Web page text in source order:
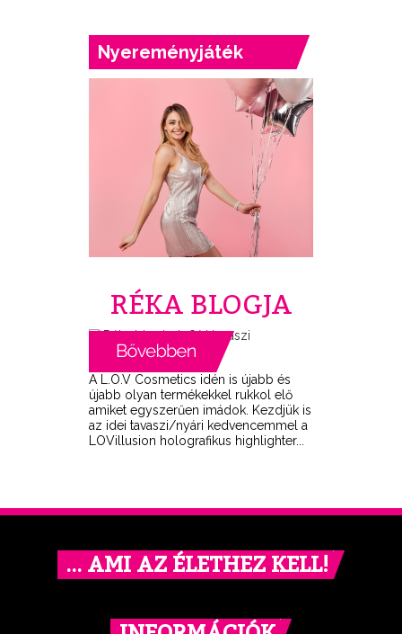
Nyereményjáték
RÉKA BLOGJA
A L.O.V Cosmetics idén is újabb és
újabb olyan termékekkel rukkol elő
amiket egyszerűen imádok. Kezdjük is
az idei tavaszi/nyári kedvencemmel a
LOVillusion holografikus highlighter...
… AMI AZ ÉLETHEZ KELL!